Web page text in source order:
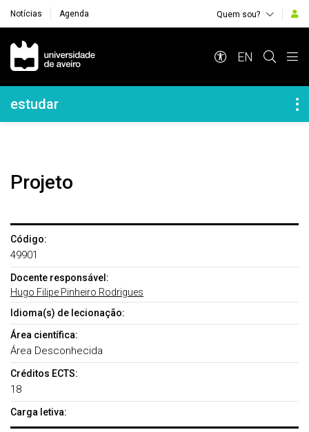
Notícias Agenda Quem sou?
Navegação Principal
EN
Navegação Lateral
estudar
Projeto
Código:
49901
Docente responsável:
Hugo Filipe Pinheiro Rodrigues
Idioma(s) de lecionação:
Área científica:
Área Desconhecida
Créditos ECTS:
18
Carga letiva: